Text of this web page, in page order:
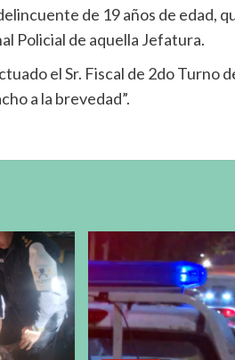
de 19 años de edad,
Policial de aquella Jefatura.
el Sr. Fiscal de 2do Turno
a la brevedad”.